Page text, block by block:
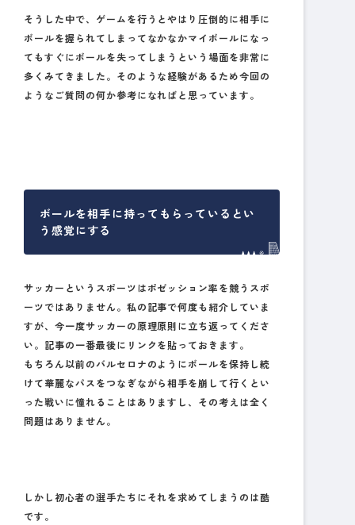
そうした中で、ゲームを行うとやはり圧倒的に相手に
ボールを握られてしまってなかなかマイボールになっ
てもすぐにボールを失ってしまうという場面を非常に
多くみてきました。そのような経験があるため今回の
ようなご質問の何か参考になればと思っています。
ボールを相手に持ってもらっているとい
う感覚にする
サッカーというスポーツはポゼッション率を競うスポ
ーツではありません。私の記事で何度も紹介していま
すが、今一度サッカーの原理原則に立ち返ってくださ
い。記事の一番最後にリンクを貼っておきます。
もちろん以前のバルセロナのようにボールを保持し続
けて華麗なパスをつなぎながら相手を崩して行くとい
った戦いに憧れることはありますし、その考えは全く
問題はありません。
しかし初心者の選手たちにそれを求めてしまうのは酷
です。